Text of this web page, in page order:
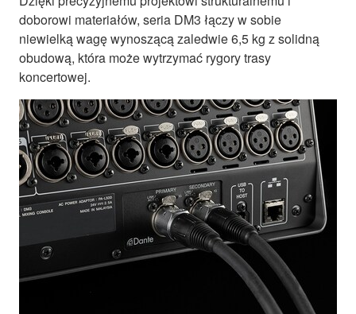
doborowi materiałów, seria DM3 łączy w sobie
niewielką wagę wynoszącą zaledwie 6,5 kg z solidną
obudową, która może wytrzymać rygory trasy
koncertowej.